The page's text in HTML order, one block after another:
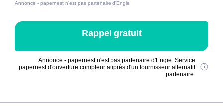
Annonce - papernest n'est pas partenaire d'Engie
Rappel gratuit
Annonce - papernest n'est pas partenaire d'Engie. Service
papernest d'ouverture compteur auprès d'un fournisseur alternatif
partenaire.